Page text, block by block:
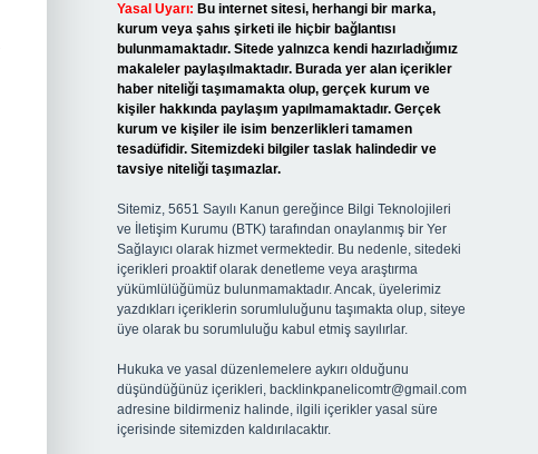
Yasal Uyarı: Bu internet sitesi, herhangi bir marka,
kurum veya şahıs şirketi ile hiçbir bağlantısı
bulunmamaktadır. Sitede yalnızca kendi hazırladığımız
makaleler paylaşılmaktadır. Burada yer alan içerikler
haber niteliği taşımamakta olup, gerçek kurum ve
kişiler hakkında paylaşım yapılmamaktadır. Gerçek
kurum ve kişiler ile isim benzerlikleri tamamen
tesadüfidir. Sitemizdeki bilgiler taslak halindedir ve
tavsiye niteliği taşımazlar.
Sitemiz, 5651 Sayılı Kanun gereğince Bilgi Teknolojileri
ve İletişim Kurumu (BTK) tarafından onaylanmış bir Yer
Sağlayıcı olarak hizmet vermektedir. Bu nedenle, sitedeki
içerikleri proaktif olarak denetleme veya araştırma
yükümlülüğümüz bulunmamaktadır. Ancak, üyelerimiz
yazdıkları içeriklerin sorumluluğunu taşımakta olup, siteye
üye olarak bu sorumluluğu kabul etmiş sayılırlar.
Hukuka ve yasal düzenlemelere aykırı olduğunu
düşündüğünüz içerikleri, backlinkpanelicomtr@gmail.com
adresine bildirmeniz halinde, ilgili içerikler yasal süre
içerisinde sitemizden kaldırılacaktır.